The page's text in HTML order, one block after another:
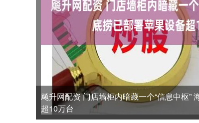
飚升网配资 门店墙柜内暗藏一个“信息中枢”
超10万台